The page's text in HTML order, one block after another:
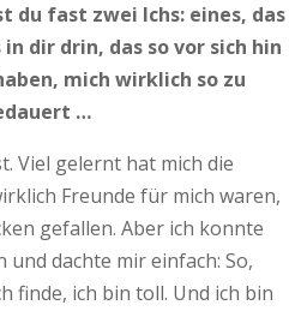
du fast zwei Ichs: eines, das
dir drin, das so vor sich hin
mich wirklich so zu
…
Viel gelernt hat mich die
Freunde für mich waren,
gefallen. Aber ich konnte
dachte mir einfach: So,
finde, ich bin toll. Und ich bin